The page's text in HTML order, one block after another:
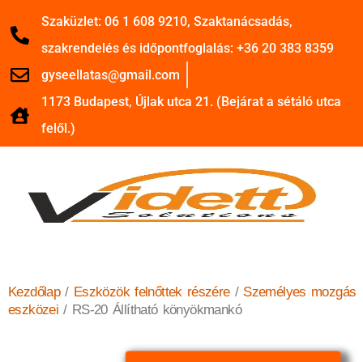
Szaküzlet: 06 1 608 9210, Szaktanácsadás,
szakrendelés és időpontfoglalás: +36 20 383 8359
gyseellatas@gmail.com
1173 Budapest, Újlak utca 21. (Bejárat a sétáló utca
felől.)
Kezdőlap/ Eszközök felnőttek részére/ Személyes mozgás
eszközei / RS-20 Állítható könyökmankó